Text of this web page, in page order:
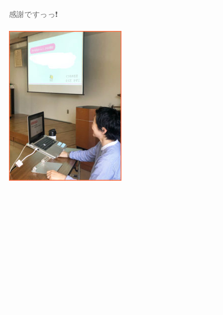
感謝ですっっ❗️